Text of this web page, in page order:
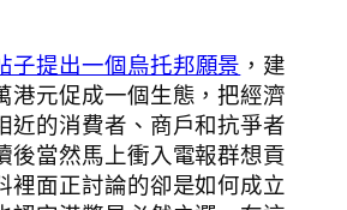
子提出一個烏托邦願景 ，建
港元促成一個生態，把經濟
近的消費者、商戶和抗爭者
後當然馬上衝入電報群想貢
裡面正討論的卻是如何成立